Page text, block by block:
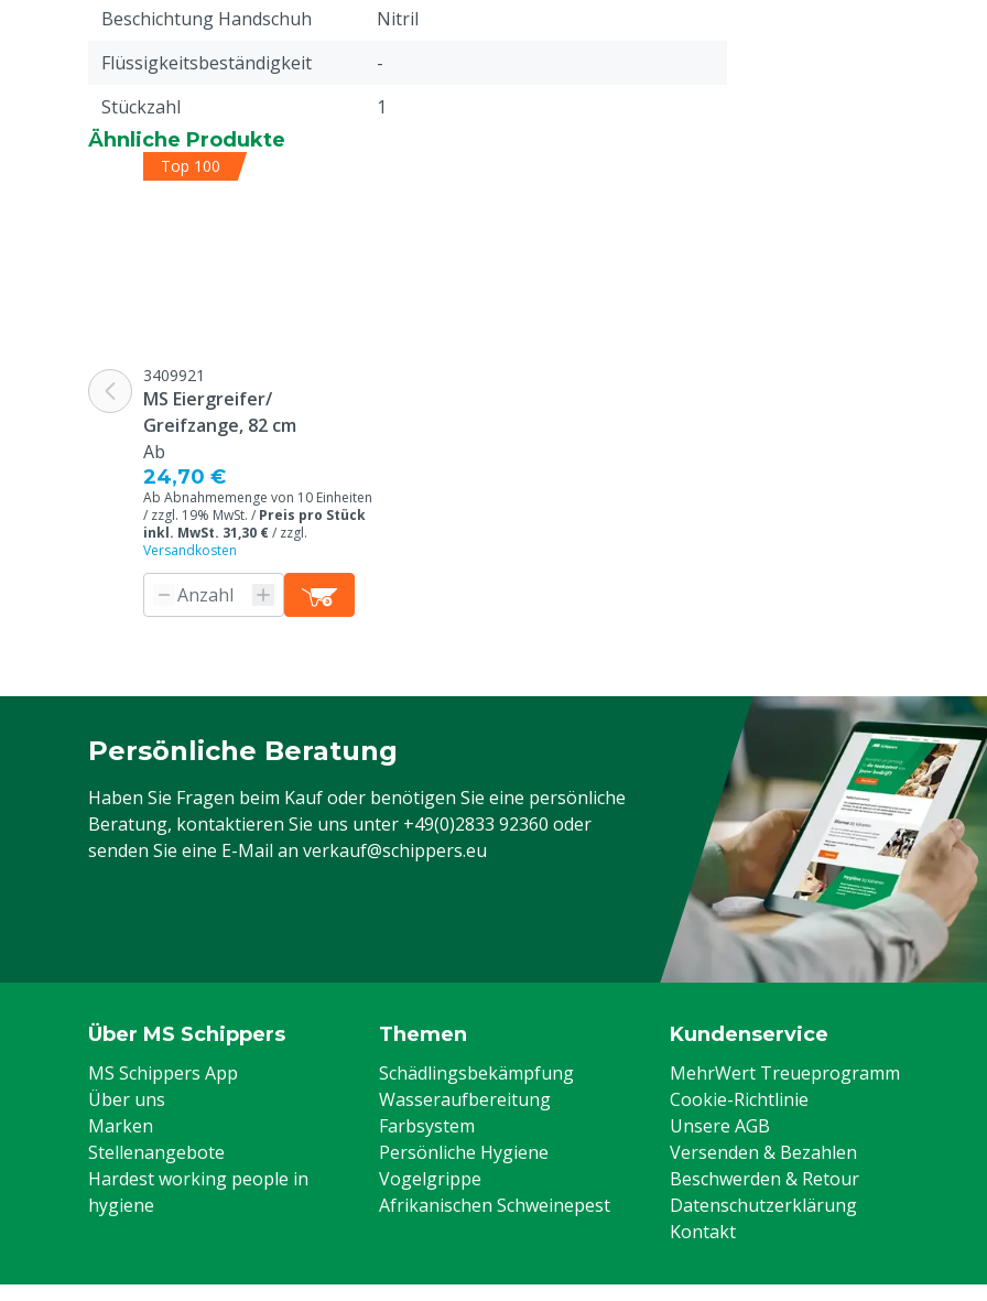
Beschichtung Handschuh
Nitril
Flüssigkeitsbeständigkeit
-
Stückzahl
1
Beschichtungsdicke
Handschuh
Garantie
Tierarten
Farbe
Schwarz
Ähnliche Produkte
Top 100
3409921
MS Eiergreifer/
Greifzange, 82 cm
Ab
24,70 €
Ab Abnahmemenge von 10 Einheiten
/ zzgl. 19% MwSt. / Preis pro Stück
inkl. MwSt. 31,30 €/ zzgl.
Versandkosten
Persönliche Beratung
Haben Sie Fragen beim Kauf oder benötigen Sie eine persönliche
Beratung, kontaktieren Sie uns unter +49(0)2833 92360 oder
senden Sie eine E-Mail an verkauf@schippers.eu
Über MS Schippers
MS Schippers App
Über uns
Marken
Stellenangebote
Hardest working people in
hygiene
Themen
Schädlingsbekämpfung
Wasseraufbereitung
Farbsystem
Persönliche Hygiene
Vogelgrippe
Afrikanischen Schweinepest
Kundenservice
MehrWert Treueprogramm
Cookie-Richtlinie
Unsere AGB
Versenden & Bezahlen
Beschwerden & Retour
Datenschutzerklärung
Kontakt